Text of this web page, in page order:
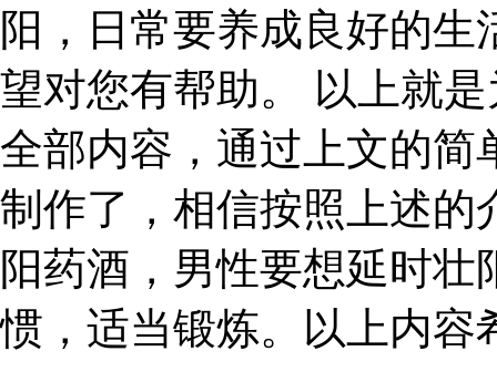
阳，日常要养成良好的
望对您有帮助。 以上就
全部内容，通过上文的简
制作了，相信按照上述的
阳药酒，男性要想延时
惯，适当锻炼。以上内容